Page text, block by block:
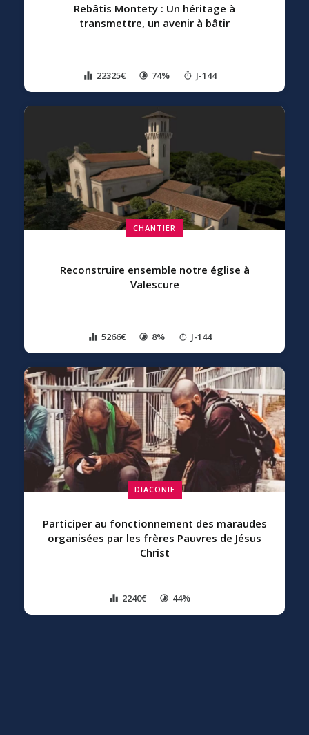
Rebâtis Montety : Un héritage à
transmettre, un avenir à bâtir
22325€ 74% J-144
CHANTIER
Reconstruire ensemble notre église à
Valescure
5266€ 8% J-144
DIACONIE
Participer au fonctionnement des maraudes
organisées par les frères Pauvres de Jésus
Christ
2240€ 44%